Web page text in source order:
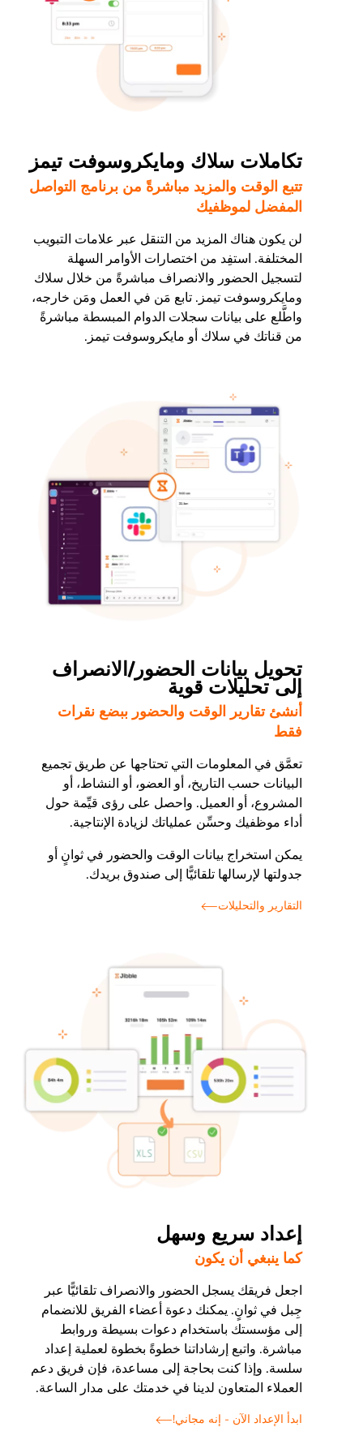
تكاملات سلاك ومايكروسوفت تيمز
تتبع الوقت والمزيد مباشرةً من برنامج التواصل
المفضل لموظفيك
لن يكون هناك المزيد من التنقل عبر علامات التبويب
المختلفة. استفِد من اختصارات الأوامر السهلة
لتسجيل الحضور والانصراف مباشرةً من خلال سلاك
ومايكروسوفت تيمز. تابع مَن في العمل ومَن خارجه،
واطَّلع على بيانات سجلات الدوام المبسطة مباشرةً
من قناتك في سلاك أو مايكروسوفت تيمز.
تحويل بيانات الحضور/الانصراف
إلى تحليلات قوية
أنشئ تقارير الوقت والحضور ببضع نقرات
فقط
تعمَّق في المعلومات التي تحتاجها عن طريق تجميع
البيانات حسب التاريخ، أو العضو، أو النشاط، أو
المشروع، أو العميل. واحصل على رؤى قيِّمة حول
أداء موظفيك وحسِّن عملياتك لزيادة الإنتاجية.
يمكن استخراج بيانات الوقت والحضور في ثوانٍ أو
جدولتها لإرسالها تلقائيًّا إلى صندوق بريدك.
التقارير والتحليلات
إعداد سريع وسهل
كما ينبغي أن يكون
اجعل فريقك يسجل الحضور والانصراف تلقائيًّا عبر
جِبل في ثوانٍ. يمكنك دعوة أعضاء الفريق للانضمام
إلى مؤسستك باستخدام دعوات بسيطة وروابط
مباشرة. واتبع إرشاداتنا خطوةً بخطوة لعملية إعداد
سلسة. وإذا كنت بحاجة إلى مساعدة، فإن فريق دعم
العملاء المتعاون لدينا في خدمتك على مدار الساعة.
ابدأ الإعداد الآن - إنه مجاني!